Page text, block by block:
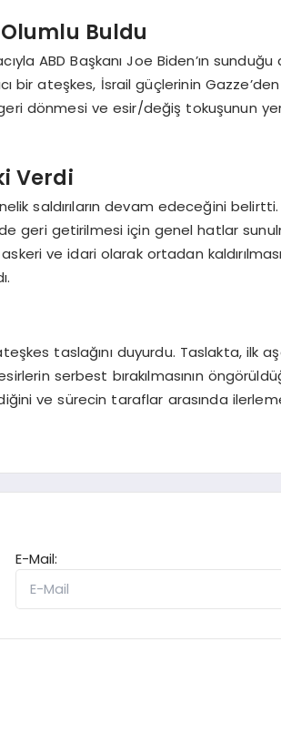
Buldu
ABD Başkanı Joe Biden’ın
bir ateşkes, İsrail güçlerinin
dönmesi ve esir/değiş tokuşunun yer
Verdi
saldırıların devam edeceğini
geri getirilmesi için genel hatlar
ve idari olarak ortadan
taslağını duyurdu. Taslakta, ilk
serbest bırakılmasının
ve sürecin taraflar arasında
E-Mail: